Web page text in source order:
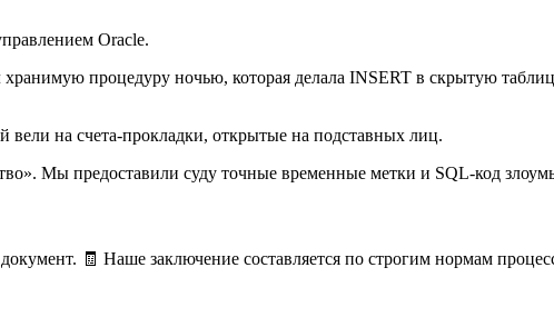
Oracle.
процедуру ночью, которая делала INSERT в скрытую таблицу
на счета-прокладки, открытые на подставных лиц.
Мы предоставили суду точные временные метки и SQL-код
🧾 Наше заключение составляется по строгим нормам